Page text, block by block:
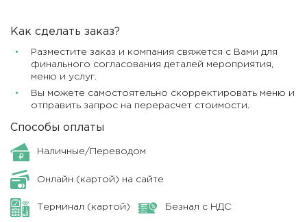
Как сделать заказ?
Разместите заказ и компания свяжется с Вами для
финального согласования деталей мероприятия,
меню и услуг.
Вы можете самостоятельно скорректировать меню и
отправить запрос на перерасчет стоимости.
Способы оплаты
Наличные/Переводом
Онлайн (картой) на сайте
Терминал (картой) Безнал с НДС